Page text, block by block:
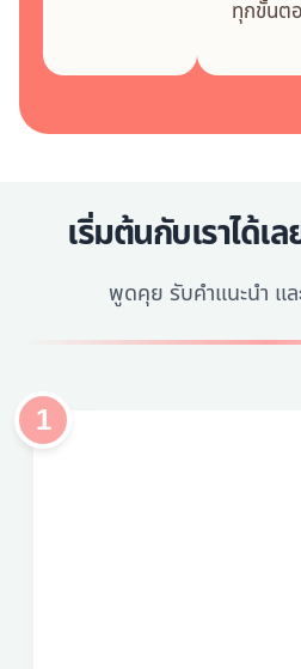
ทุกขั้นต
เริ่มต้นกับเราได้เล
พูดคุย รับคำแนะนำ แล
1